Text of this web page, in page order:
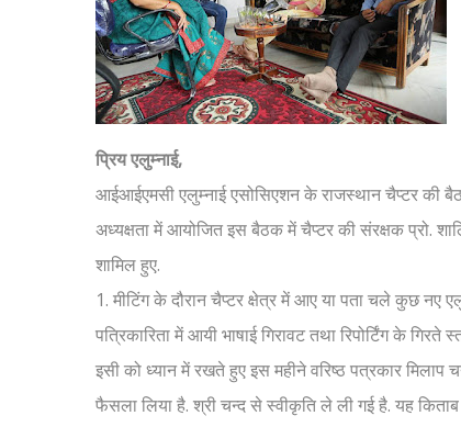
प्रिय एलुम्नाई,
आईआईएमसी एलुम्नाई एसोसिएशन के राजस्थान चैप्टर की
अध्यक्षता में आयोजित इस बैठक में चैप्टर की संरक्षक प्रो.
शामिल हुए.
1. मीटिंग के दौरान चैप्टर क्षेत्र में आए या पता चले कुछ
पत्रिकारिता में आयी भाषाई गिरावट तथा रिपोर्टिंग के गिरते
इसी को ध्यान में रखते हुए इस महीने वरिष्ठ पत्रकार
फैसला लिया है. श्री चन्द से स्वीकृति ले ली गई है. यह किताब